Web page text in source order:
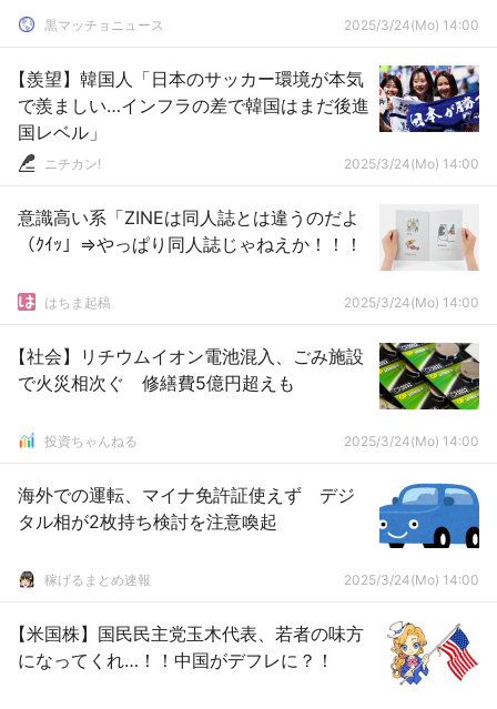
黒マッチョニュース 2025/3/24(Mo) 14:00
【羨望】韓国人「日本のサッカー環境が本気
で羨ましい…インフラの差で韓国はまだ後進
国レベル」
ニチカン! 2025/3/24(Mo) 14:00
意識高い系「ZINEは同人誌とは違うのだよ
（ｸｲｯ」⇒やっぱり同人誌じゃねえか！！！
はちま起稿 2025/3/24(Mo) 14:00
【社会】リチウムイオン電池混入、ごみ施設
で火災相次ぐ 修繕費5億円超えも
投資ちゃんねる 2025/3/24(Mo) 14:00
海外での運転、マイナ免許証使えず デジ
タル相が2枚持ち検討を注意喚起
稼げるまとめ速報 2025/3/24(Mo) 14:00
【米国株】国民民主党玉木代表、若者の味方
になってくれ…！！中国がデフレに？！